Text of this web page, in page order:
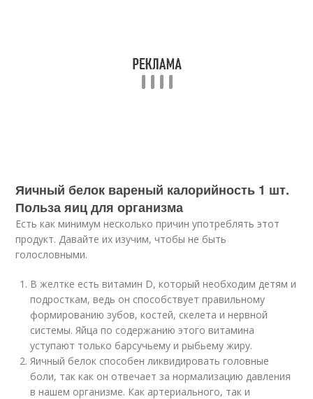
Яичный белок вареный калорийность 1 шт.
Польза яиц для организма
Есть как минимум несколько причин употреблять этот
продукт. Давайте их изучим, чтобы не быть
голословными.
В желтке есть витамин D, который необходим детям и
подросткам, ведь он способствует правильному
формированию зубов, костей, скелета и нервной
системы. Яйца по содержанию этого витамина
уступают только барсучьему и рыбьему жиру.
Яичный белок способен ликвидировать головные
боли, так как он отвечает за нормализацию давления
в нашем организме. Как артериального, так и